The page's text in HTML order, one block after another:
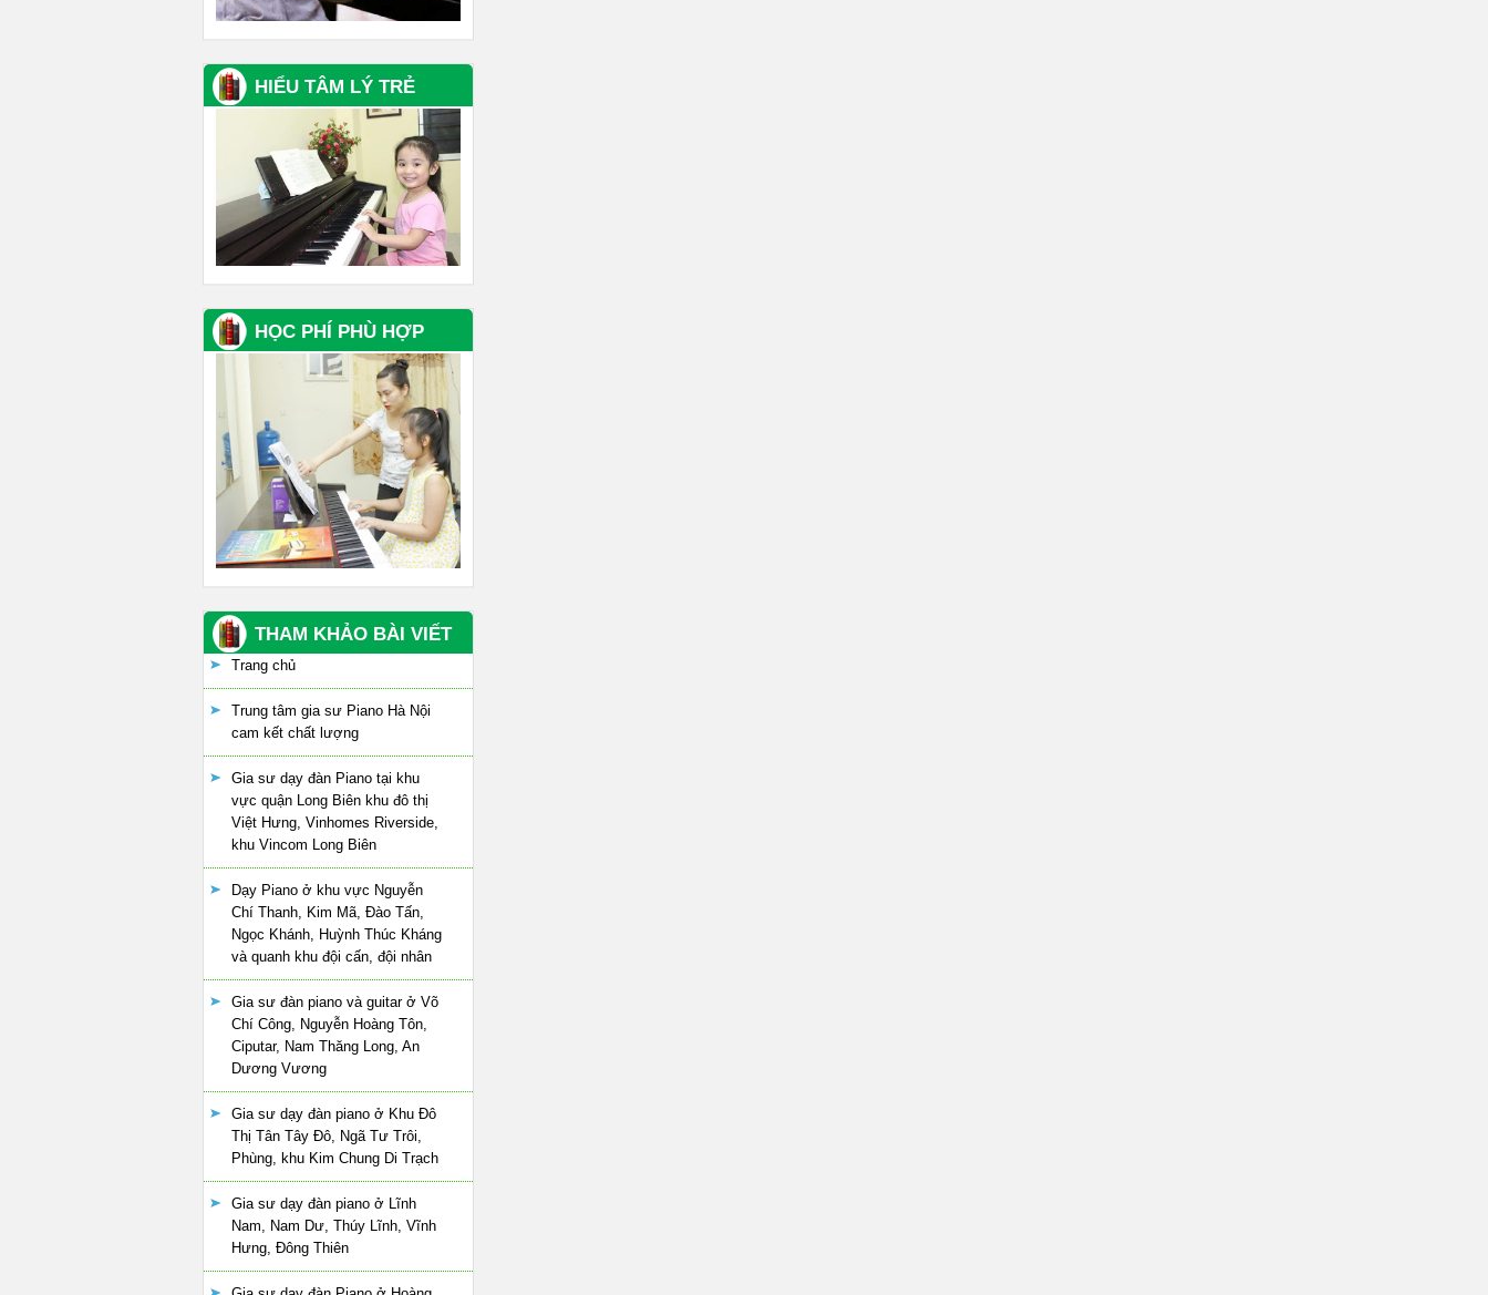
HIỂU TÂM LÝ TRẺ
HỌC PHÍ PHÙ HỢP
THAM KHẢO BÀI VIẾT
Trang chủ
Trung tâm gia sư Piano Hà Nội
cam kết chất lượng
Gia sư dạy đàn Piano tại khu
vực quận Long Biên khu đô thị
Việt Hưng, Vinhomes Riverside,
khu Vincom Long Biên
Dạy Piano ở khu vực Nguyễn
Chí Thanh, Kim Mã, Đào Tấn,
Ngọc Khánh, Huỳnh Thúc Kháng
và quanh khu đội cấn, đội nhân
Gia sư đàn piano và guitar ở Võ
Chí Công, Nguyễn Hoàng Tôn,
Ciputar, Nam Thăng Long, An
Dương Vương
Gia sư dạy đàn piano ở Khu Đô
Thị Tân Tây Đô, Ngã Tư Trôi,
Phùng, khu Kim Chung Di Trạch
Gia sư dạy đàn piano ở Lĩnh
Nam, Nam Dư, Thúy Lĩnh, Vĩnh
Hưng, Đông Thiên